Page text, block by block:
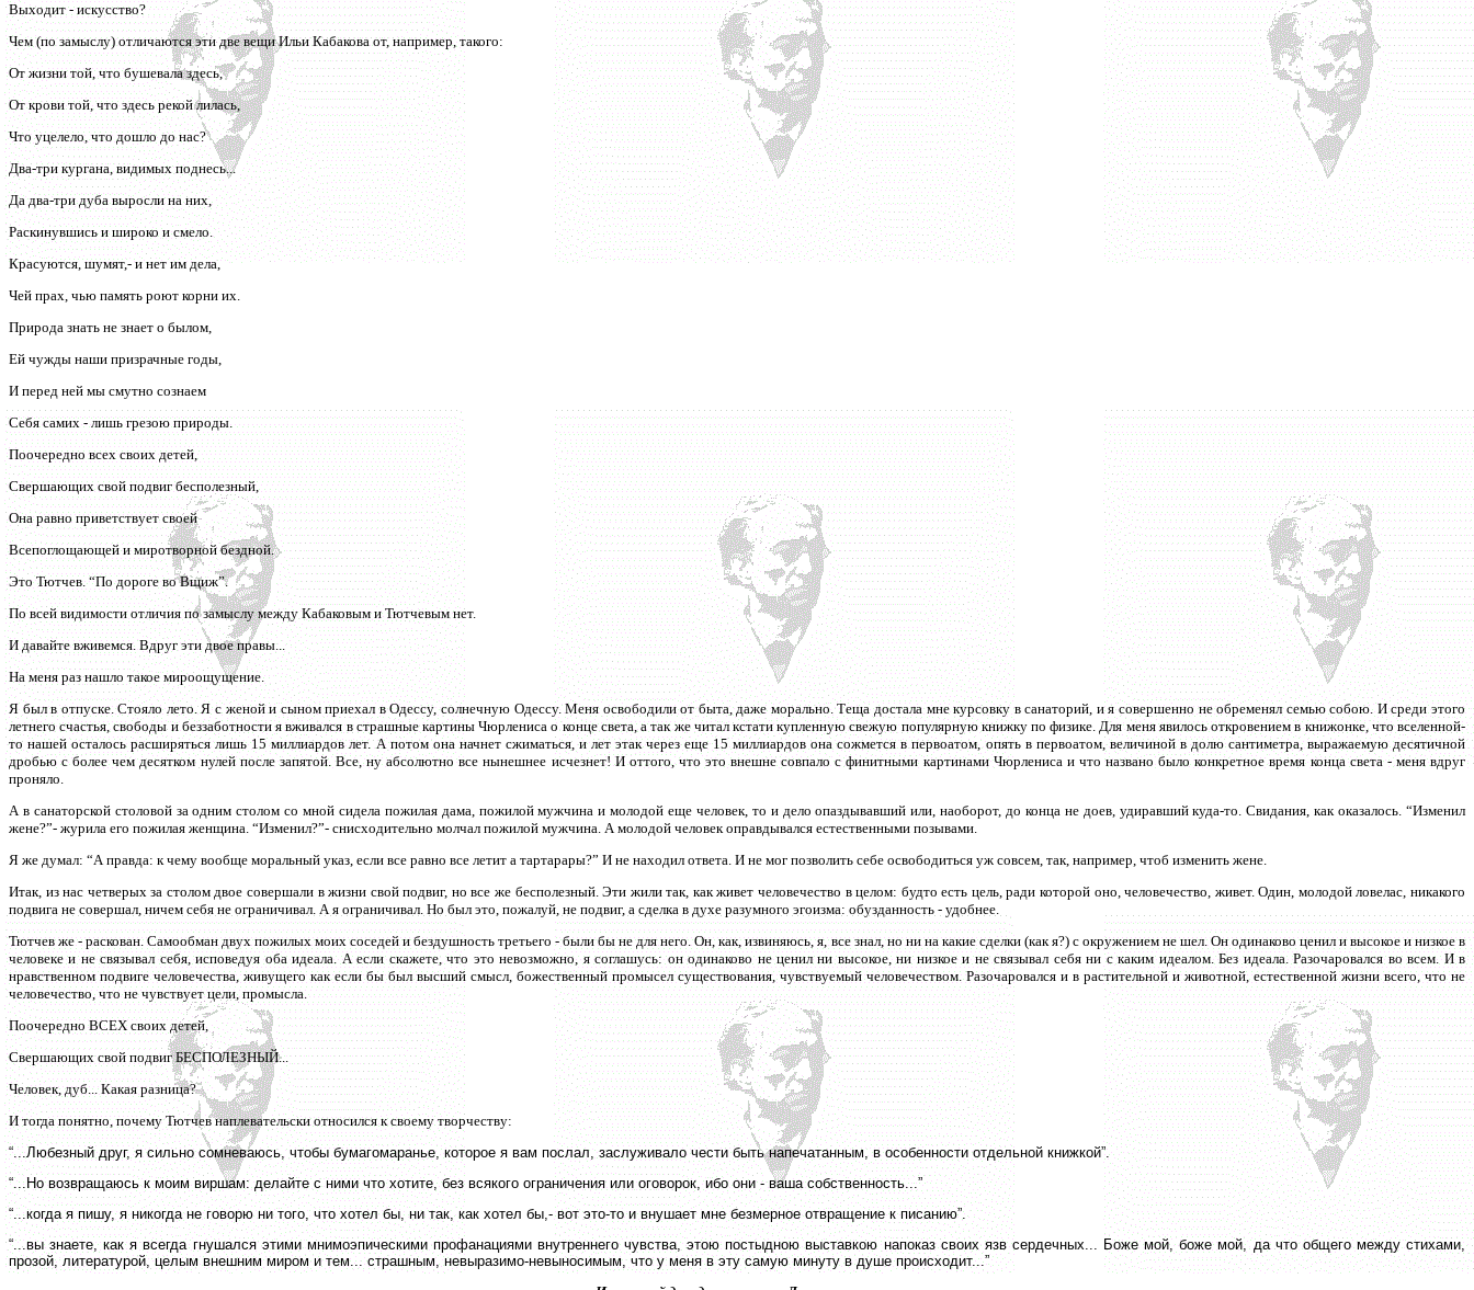
Выходит - искусство?
Чем (по замыслу) отличаются эти две вещи Ильи Кабакова от, например, такого:
От жизни той, что бушевала здесь,
От крови той, что здесь рекой лилась,
Что уцелело, что дошло до нас?
Два-три кургана, видимых поднесь...
Да два-три дуба выросли на них,
Раскинувшись и широко и смело.
Красуются, шумят,- и нет им дела,
Чей прах, чью память роют корни их.
Природа знать не знает о былом,
Ей чужды наши призрачные годы,
И перед ней мы смутно сознаем
Себя самих - лишь грезою природы.
Поочередно всех своих детей,
Свершающих свой подвиг бесполезный,
Она равно приветствует своей
Всепоглощающей и миротворной бездной.
Это Тютчев. “По дороге во Вщиж”.
По всей видимости отличия по замыслу между Кабаковым и Тютчевым нет.
И давайте вживемся. Вдруг эти двое правы...
На меня раз нашло такое мироощущение.
Я был в отпуске. Стояло лето. Я с женой и сыном приехал в Одессу, солнечную Одессу. Меня освободили от быта, даже морально. Теща достала мне курсовку в санаторий, и я совершенно не обременял семью собою. И среди этого
летнего счастья, свободы и беззаботности я вживался в страшные картины Чюрлениса о конце света, а так же читал кстати купленную свежую популярную книжку по физике. Для меня явилось откровением в книжонке, что вселенной-
то нашей осталось расширяться лишь 15 миллиардов лет. А потом она начнет сжиматься, и лет этак через еще 15 миллиардов она сожмется в первоатом, опять в первоатом, величиной в долю сантиметра, выражаемую десятичной
дробью с более чем десятком нулей после запятой. Все, ну абсолютно все нынешнее исчезнет! И оттого, что это внешне совпало с финитными картинами Чюрлениса и что названо было конкретное время конца света - меня вдруг
проняло.
А в санаторской столовой за одним столом со мной сидела пожилая дама, пожилой мужчина и молодой еще человек, то и дело опаздывавший или, наоборот, до конца не доев, удиравший куда-то. Свидания, как оказалось. “Изменил
жене?”- журила его пожилая женщина. “Изменил?”- снисходительно молчал пожилой мужчина. А молодой человек оправдывался естественными позывами.
Я же думал: “А правда: к чему вообще моральный указ, если все равно все летит а тартарары?” И не находил ответа. И не мог позволить себе освободиться уж совсем, так, например, чтоб изменить жене.
Итак, из нас четверых за столом двое совершали в жизни свой подвиг, но все же бесполезный. Эти жили так, как живет человечество в целом: будто есть цель, ради которой оно, человечество, живет. Один, молодой ловелас, никакого
подвига не совершал, ничем себя не ограничивал. А я ограничивал. Но был это, пожалуй, не подвиг, а сделка в духе разумного эгоизма: обузданность - удобнее.
Тютчев же - раскован. Самообман двух пожилых моих соседей и бездушность третьего - были бы не для него. Он, как, извиняюсь, я, все знал, но ни на какие сделки (как я?) с окружением не шел. Он одинаково ценил и высокое и низкое в
человеке и не связывал себя, исповедуя оба идеала. А если скажете, что это невозможно, я соглашусь: он одинаково не ценил ни высокое, ни низкое и не связывал себя ни с каким идеалом. Без идеала. Разочаровался во всем. И в
нравственном подвиге человечества, живущего как если бы был высший смысл, божественный промысел существования, чувствуемый человечеством. Разочаровался и в растительной и животной, естественной жизни всего, что не
человечество, что не чувствует цели, промысла.
Поочередно ВСЕХ своих детей,
Свершающих свой подвиг БЕСПОЛЕЗНЫЙ...
Человек, дуб... Какая разница?
И тогда понятно, почему Тютчев наплевательски относился к своему творчеству:
“...Любезный друг, я сильно сомневаюсь, чтобы бумагомаранье, которое я вам послал, заслуживало чести быть напечатанным, в особенности отдельной книжкой”.
“...Но возвращаюсь к моим виршам: делайте с ними что хотите, без всякого ограничения или оговорок, ибо они - ваша собственность...”
“...когда я пишу, я никогда не говорю ни того, что хотел бы, ни так, как хотел бы,- вот это-то и внушает мне безмерное отвращение к писанию”.
“...вы знаете, как я всегда гнушался этими мнимоэпическими профанациями внутреннего чувства, этою постыдною выставкою напоказ своих язв сердечных... Боже мой, боже мой, да что общего между стихами,
прозой, литературой, целым внешним миром и тем... страшным, невыразимо-невыносимым, что у меня в эту самую минуту в душе происходит...”